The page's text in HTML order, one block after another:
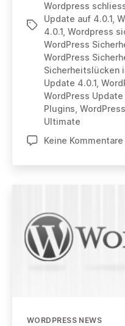
noch
sicherer
Schlagwörter
Wordpress
Update auf 4.0.1,
4.0.1, Wordpress
WordPress
WordPress
Sicherheitslücken
Update 4.0.1,
WordPress Update
Plugins,
Ultimate
Keine Kommentare
Kategorien
WORDPRESS NEWS